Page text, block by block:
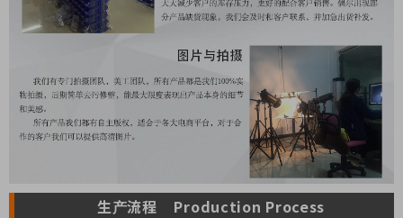
生产流程 Production Process